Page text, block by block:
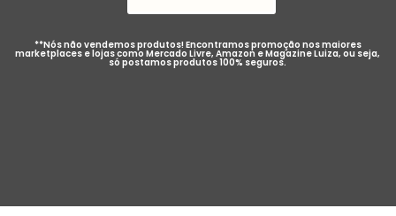
**Nós não vendemos produtos! Encontramos promoção nos maiores
marketplaces e lojas como Mercado Livre, Amazon e Magazine Luiza, ou seja,
só postamos produtos 100% seguros.